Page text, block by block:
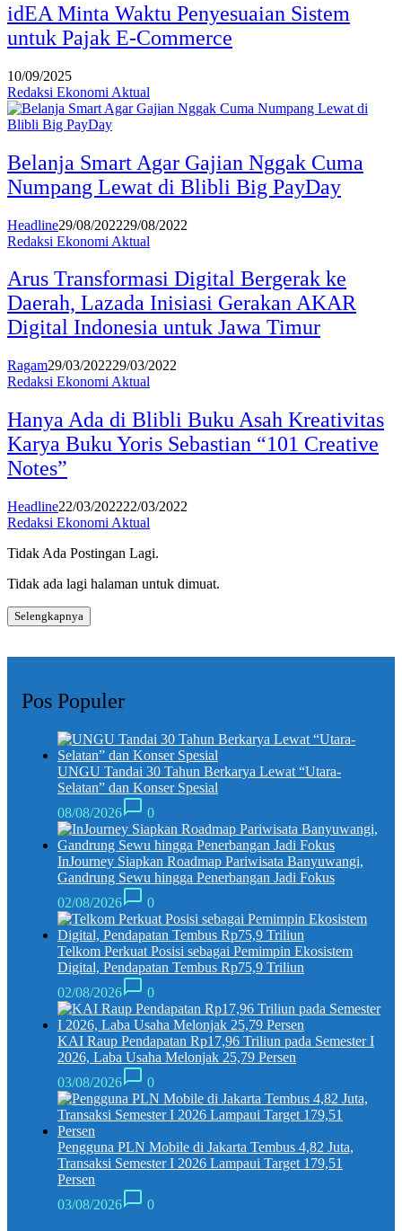
idEA Minta Waktu Penyesuaian Sistem
untuk Pajak E-Commerce
10/09/2025
Redaksi Ekonomi Aktual
Belanja Smart Agar Gajian Nggak Cuma
Numpang Lewat di Blibli Big PayDay
Headline29/08/202229/08/2022
Redaksi Ekonomi Aktual
Arus Transformasi Digital Bergerak ke
Daerah, Lazada Inisiasi Gerakan AKAR
Digital Indonesia untuk Jawa Timur
Ragam29/03/202229/03/2022
Redaksi Ekonomi Aktual
Hanya Ada di Blibli Buku Asah Kreativitas
Karya Buku Yoris Sebastian “101 Creative
Notes”
Headline22/03/202222/03/2022
Redaksi Ekonomi Aktual
Tidak Ada Postingan Lagi.
Tidak ada lagi halaman untuk dimuat.
Selengkapnya
Pos Populer
UNGU Tandai 30 Tahun Berkarya Lewat “Utara-
Selatan” dan Konser Spesial
08/08/2026
0
InJourney Siapkan Roadmap Pariwisata Banyuwangi,
Gandrung Sewu hingga Penerbangan Jadi Fokus
02/08/2026
0
Telkom Perkuat Posisi sebagai Pemimpin Ekosistem
Digital, Pendapatan Tembus Rp75,9 Triliun
02/08/2026
0
KAI Raup Pendapatan Rp17,96 Triliun pada Semester I
2026, Laba Usaha Melonjak 25,79 Persen
03/08/2026
0
Pengguna PLN Mobile di Jakarta Tembus 4,82 Juta,
Transaksi Semester I 2026 Lampaui Target 179,51
Persen
03/08/2026
0